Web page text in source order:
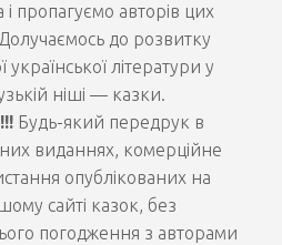
і пропагуємо авторів цих
до розвитку
української літератури у
ніші — казки.
Будь-який передрук в
виданнях, комерційне
опублікованих на
сайті казок, без
погодження з авторами